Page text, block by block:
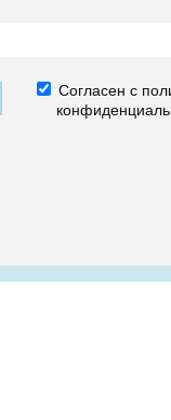
Согласен с